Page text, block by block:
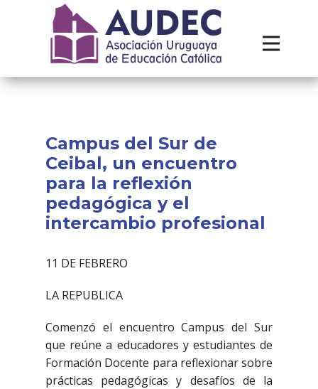
Institucional
Recursos
Campus del Sur de
Ceibal, un encuentro
para la reflexión
pedagógica y el
intercambio profesional
11 DE FEBRERO
LA REPUBLICA
Comenzó el encuentro Campus del Sur
que reúne a educadores y estudiantes de
Formación Docente para reflexionar sobre
prácticas pedagógicas y desafíos de la